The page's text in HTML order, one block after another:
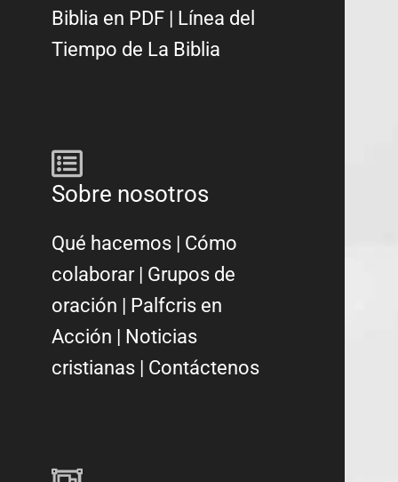
Biblia en PDF
Línea del
Tiempo de La Biblia
Sobre nosotros
Qué hacemos | Cómo
colaborar| Grupos de
oración | Palfcris en
Acción | Noticias
cristianas | Contáctenos